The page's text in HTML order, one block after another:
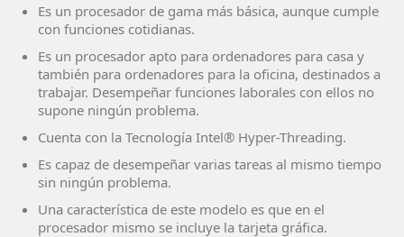
Es un procesador de gama más básica, aunque cumple
con funciones cotidianas.
Es un procesador apto para ordenadores para casa y
también para ordenadores para la oficina, destinados a
trabajar. Desempeñar funciones laborales con ellos no
supone ningún problema.
Cuenta con la Tecnología Intel® Hyper-Threading.
Es capaz de desempeñar varias tareas al mismo tiempo
sin ningún problema.
Una característica de este modelo es que en el
procesador mismo se incluye la tarjeta gráfica.